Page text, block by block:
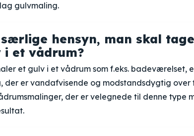
gulvmaling.
hensyn, man skal
i et vådrum?
et gulv i et vådrum som f.eks.
der er vandafvisende og modstandsdygtig over
der er velegnede til denne type